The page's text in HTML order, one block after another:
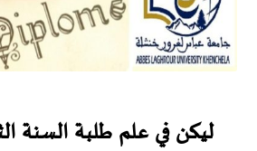
ليكن في علم طلبة السنة